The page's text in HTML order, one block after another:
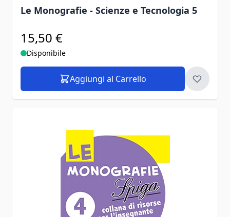
Le Monografie - Scienze e Tecnologia 5
15,50 €
Disponibile
Aggiungi al Carrello